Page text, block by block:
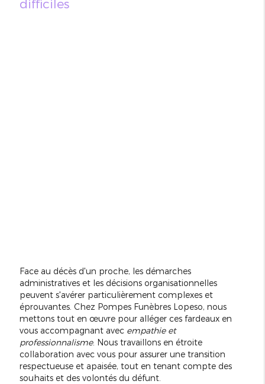
difficiles
Face au décès d'un proche, les démarches
administratives et les décisions organisationnelles
peuvent s'avérer particulièrement complexes et
éprouvantes. Chez Pompes Funèbres Lopeso, nous
mettons tout en œuvre pour alléger ces fardeaux en
vous accompagnant avec empathie et
professionnalisme. Nous travaillons en étroite
collaboration avec vous pour assurer une transition
respectueuse et apaisée, tout en tenant compte des
souhaits et des volontés du défunt.